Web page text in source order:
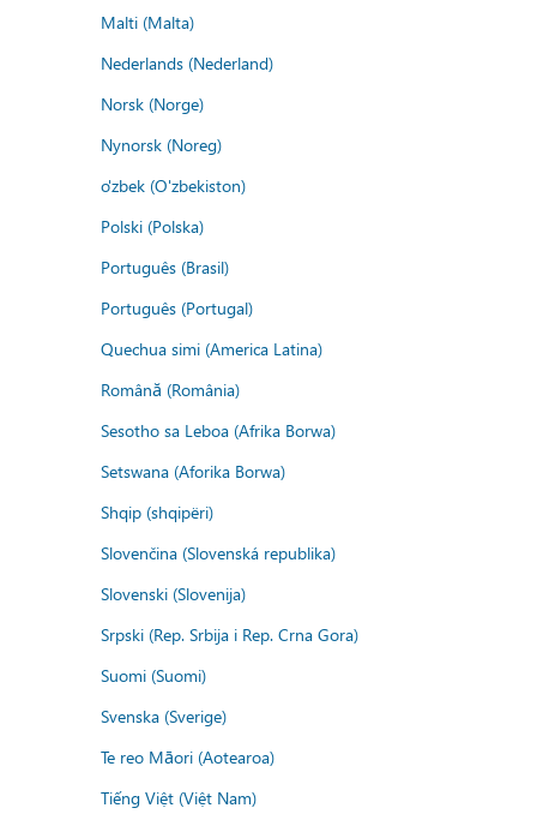
Malti (Malta)
Nederlands (Nederland)
Norsk (Norge)
Nynorsk (Noreg)
o'zbek (O'zbekiston)
Polski (Polska)
Português (Brasil)
Português (Portugal)
Quechua simi (America Latina)
Română (România)
Sesotho sa Leboa (Afrika Borwa)
Setswana (Aforika Borwa)
Shqip (shqipëri)
Slovenčina (Slovenská republika)
Slovenski (Slovenija)
Srpski (Rep. Srbija i Rep. Crna Gora)
Suomi (Suomi)
Svenska (Sverige)
Te reo Māori (Aotearoa)
Tiếng Việt (Việt Nam)